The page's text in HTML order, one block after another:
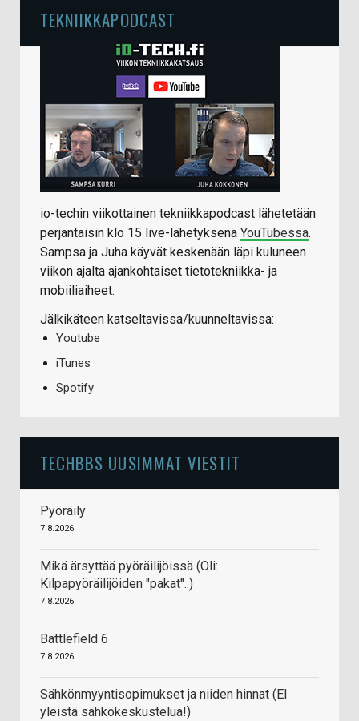
TEKNIIKKAPODCAST
io-techin viikottainen tekniikkapodcast lähetetään
perjantaisin klo 15 live-lähetyksenä YouTubessa.
Sampsa ja Juha käyvät keskenään läpi kuluneen
viikon ajalta ajankohtaiset tietotekniikka- ja
mobiiliaiheet.
Jälkikäteen katseltavissa/kuunneltavissa:
Youtube
iTunes
Spotify
TECHBBS UUSIMMAT VIESTIT
Pyöräily
7.8.2026
Mikä ärsyttää pyöräilijöissä (Oli:
Kilpapyöräilijöiden "pakat"..)
7.8.2026
Battlefield 6
7.8.2026
Sähkönmyyntisopimukset ja niiden hinnat (EI
yleistä sähkökeskustelua!)